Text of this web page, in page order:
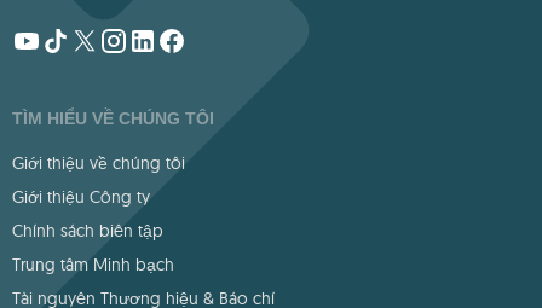
TÌM HIỂU VỀ CHÚNG TÔI
Giới thiệu về chúng tôi
Giới thiệu Công ty
Chính sách biên tập
Trung tâm Minh bạch
Tài nguyên Thương hiệu & Báo chí